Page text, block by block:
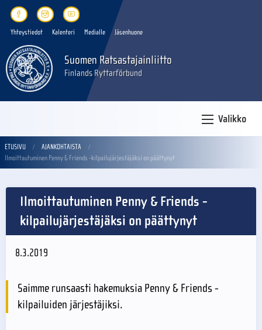
Yhteystiedot Kalenteri Medialle Jäsenhuone
Suomen Ratsastajainliitto
Finlands Ryttarförbund
Valikko
ETUSIVU
AJANKOHTAISTA
Ilmoittautuminen Penny & Friends -kilpailujärjestäjäksi on päättynyt
Ilmoittautuminen Penny & Friends -
kilpailujärjestäjäksi on päättynyt
8.3.2019
Saimme runsaasti hakemuksia Penny & Friends -
kilpailuiden järjestäjiksi.